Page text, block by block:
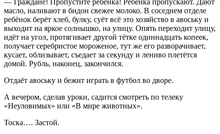
масло, наливают в бидон свежее молоко. В соседнем отделе
ребёнок берёт хлеб, булку, суёт всё это хозяйство в авоську и
выходит на яркое солнышко, на улицу. Опять переходит улицу,
идёт на угол, протягивает другой тётке одиннадцать копеек,
получает серебристое мороженое, тут же его разворачивает,
кусает, облизывает, съедает за секунду и лениво плетётся
домой. Рубль, наконец, закончился.
Отдаёт авоську и бежит играть в футбол во дворе.
А вечером, сделав уроки, садится смотреть по телеку
«Неуловимых» или «В мире животных».
Тоска…. Застой.